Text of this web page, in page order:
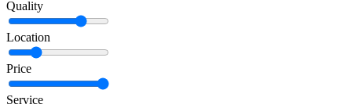
Quality
Location
Price
Service